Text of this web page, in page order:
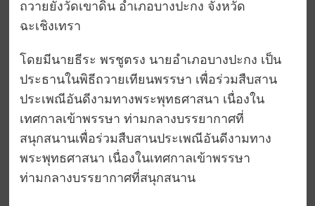
ถวายยังวัดเขาดิน อำเภอบางปะกง จังหวัด
ฉะเชิงเทรา
โดยมีนายธีระ พรชูตรง นายอำเภอบางปะกง เป็น
ประธานในพิธีถวายเทียนพรรษา เพื่อร่วมสืบสาน
ประเพณีอันดีงามทางพระพุทธศาสนา เนื่องใน
เทศกาลเข้าพรรษา ท่ามกลางบรรยากาศที่
สนุกสนานเพื่อร่วมสืบสานประเพณีอันดีงามทาง
พระพุทธศาสนา เนื่องในเทศกาลเข้าพรรษา
ท่ามกลางบรรยากาศที่สนุกสนาน